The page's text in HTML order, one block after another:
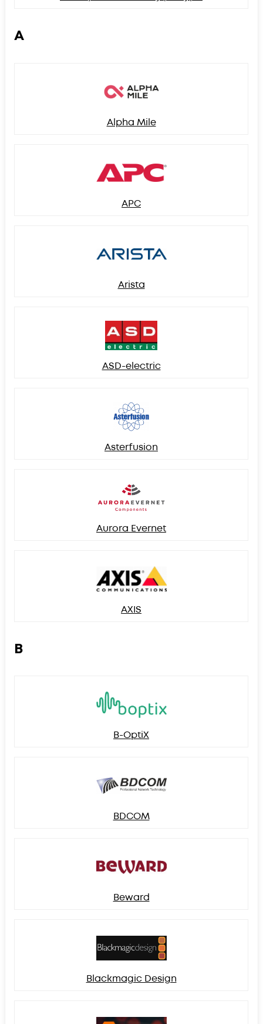
A
Alpha Mile
APC
Arista
ASD-electric
Asterfusion
Aurora Evernet
AXIS
B
B-OptiX
BDCOM
Beward
Blackmagic Design